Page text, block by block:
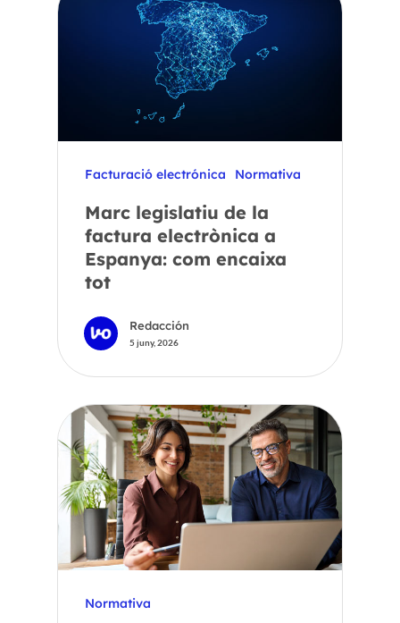
Facturació electrónica Normativa
Marc legislatiu de la
factura electrònica a
Espanya: com encaixa
tot
Redacción
5 juny, 2026
Normativa